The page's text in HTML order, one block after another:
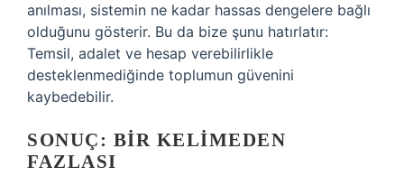
anılması, sistemin ne kadar hassas dengelere bağlı
olduğunu gösterir. Bu da bize şunu hatırlatır:
Temsil, adalet ve hesap verebilirlikle
desteklenmediğinde toplumun güvenini
kaybedebilir.
SONUÇ: BIR KELIMEDEN
FAZLASI